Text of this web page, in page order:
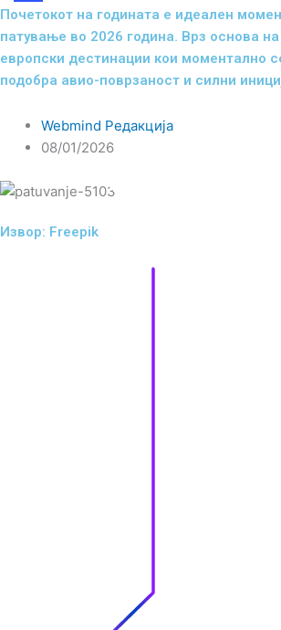
Почетокот на годината е идеален
патување во 2026 година. Врз основа
европски дестинации кои моментално
подобра авио-поврзаност и силни
Webmind Редакција
08/01/2026
Извор: Freepik
Share